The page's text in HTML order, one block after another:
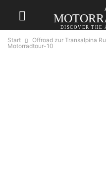
DISCOVER THE
Start Offroad zur Transalpina
Motorradtour-10